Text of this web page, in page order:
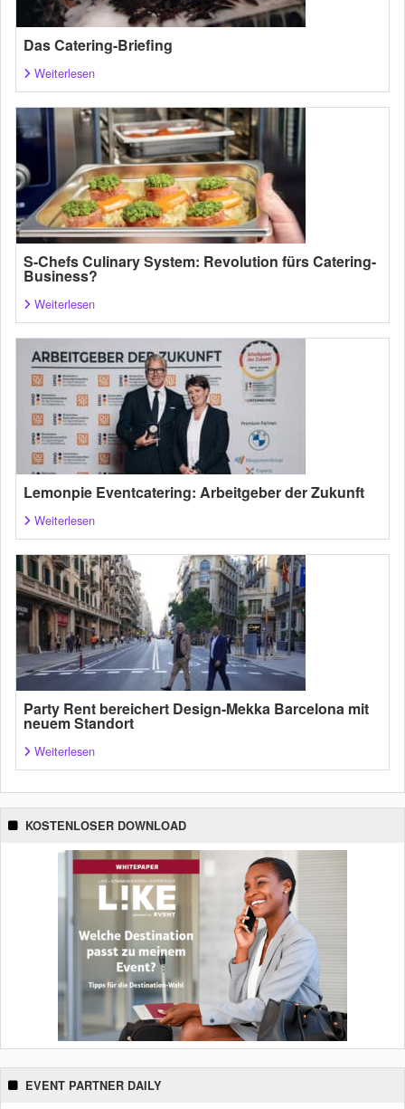
Das Catering-Briefing
Weiterlesen
S-Chefs Culinary System: Revolution fürs Catering-
Business?
Weiterlesen
Lemonpie Eventcatering: Arbeitgeber der Zukunft
Weiterlesen
Party Rent bereichert Design-Mekka Barcelona mit
neuem Standort
Weiterlesen
KOSTENLOSER DOWNLOAD
EVENT PARTNER DAILY